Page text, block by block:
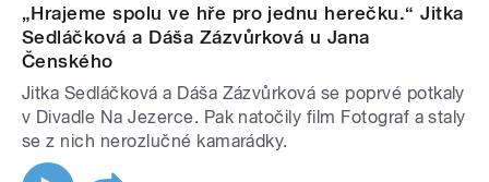
„Hrajeme spolu ve hře pro jednu herečku.“ Jitka
Sedláčková a Dáša Zázvůrková u Jana
Čenského
Jitka Sedláčková a Dáša Zázvůrková se poprvé potkaly
v Divadle Na Jezerce. Pak natočily film Fotograf a staly
se z nich nerozlučné kamarádky.